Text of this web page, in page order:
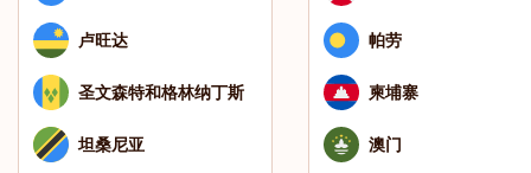
卢旺达
圣文森特和格林纳丁斯
坦桑尼亚
帕劳
柬埔寨
澳门